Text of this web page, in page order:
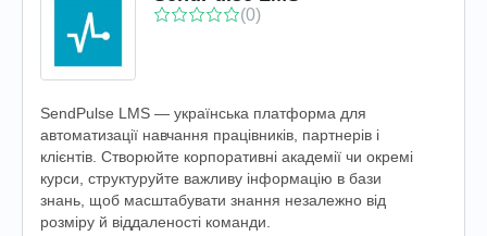
(0)
SendPulse LMS — українська платформа для
автоматизації навчання працівників, партнерів і
клієнтів. Створюйте корпоративні академії чи окремі
курси, структуруйте важливу інформацію в бази
знань, щоб масштабувати знання незалежно від
розміру й віддаленості команди.